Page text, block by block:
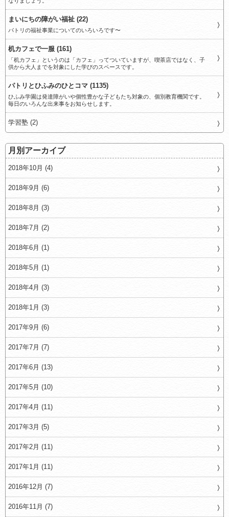
まいにちの障がい福祉 (22)
パトリの福祉事業についてのいろいろです〜
机カフェで一服 (161)
「机カフェ」というのは「カフェ」ってついていますが、喫茶店ではなく、子
供から大人までを対象にした学びのスペースです。
パトリとひふみのひとコマ (1135)
ひふみ学園は発達障がいや個性豊かな子どもたち対象の、個別教育機関です。
毎日のいろんな出来事をお知らせします。
学習塾 (2)
月別アーカイブ
2018年10月 (4)
2018年9月 (6)
2018年8月 (3)
2018年7月 (2)
2018年6月 (1)
2018年5月 (1)
2018年4月 (3)
2018年1月 (3)
2017年9月 (6)
2017年7月 (7)
2017年6月 (13)
2017年5月 (10)
2017年4月 (11)
2017年3月 (5)
2017年2月 (11)
2017年1月 (11)
2016年12月 (7)
2016年11月 (7)